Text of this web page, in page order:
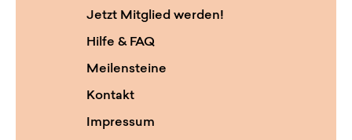
Jetzt Mitglied werden!
Hilfe & FAQ
Meilensteine
Kontakt
Impressum